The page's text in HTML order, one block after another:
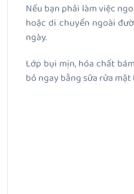
Nếu bạn phải làm việc
hoặc di chuyển ngoài
ngày.
Lớp bụi mịn, hóa chất
bỏ ngay bằng sữa rửa